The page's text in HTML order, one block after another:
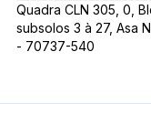
Quadra CLN 305, 0,
subsolos 3 à 27, Asa
- 70737-540